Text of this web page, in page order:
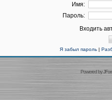
Имя:
Пароль:
Входить
Я забыл пароль|
Powered by